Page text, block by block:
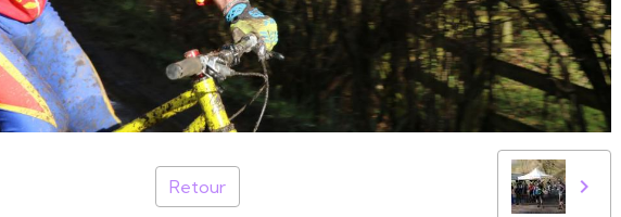
Retour